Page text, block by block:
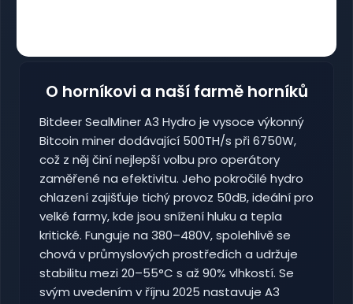
O horníkovi a naší farmě horníků
Bitdeer SealMiner A3 Hydro je vysoce výkonný
Bitcoin miner dodávající 500TH/s při 6750W,
což z něj činí nejlepší volbu pro operátory
zaměřené na efektivitu. Jeho pokročilé hydro
chlazení zajišťuje tichý provoz 50dB, ideální pro
velké farmy, kde jsou snížení hluku a tepla
kritické. Funguje na 380–480V, spolehlivě se
chová v průmyslových prostředích a udržuje
stabilitu mezi 20–55°C s až 90% vlhkostí. Se
svým uvedením v říjnu 2025 nastavuje A3